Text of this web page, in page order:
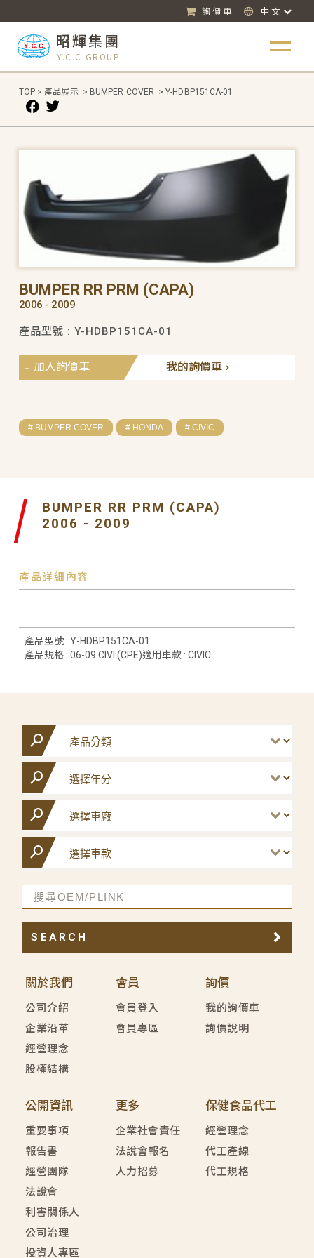
詢價車 中文
昭輝集團
Y.C.C GROUP
TOP > 產品展示 > BUMPER COVER > Y-HDBP151CA-01
BUMPER RR PRM (CAPA)
2006 - 2009
產品型號 : Y-HDBP151CA-01
我的詢價車
加入詢價車
# BUMPER COVER # HONDA # CIVIC
BUMPER RR PRM (CAPA)
2006 - 2009
產品詳細內容
產品型號 : Y-HDBP151CA-01
產品規格 : 06-09 CIVI (CPE)適用車款 : CIVIC
關於我們
公司介紹
企業沿革
經營理念
股權結構
會員
會員登入
會員專區
詢價
我的詢價車
詢價說明
公開資訊
重要事項
報告書
經營團隊
法說會
利害關係人
公司治理
投資人專區
更多
企業社會責任
法說會報名
人力招募
保健食品代工
經營理念
代工產線
代工規格
SEARCH